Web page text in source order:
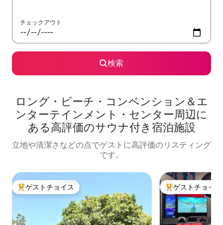
チェックアウト
検索
ロング・ビーチ・コンベンション＆エ
ンターテインメント・センター周辺に
あ⁠る高⁠評⁠価のサ⁠ウ⁠ナ⁠付⁠き宿⁠泊⁠施⁠設
立地や清潔さなどの点でゲストに高評価のリスティング
です。
大好評のゲストチョイスです。
ゲストチョイス 大好評のゲスト
ゲストチョイス